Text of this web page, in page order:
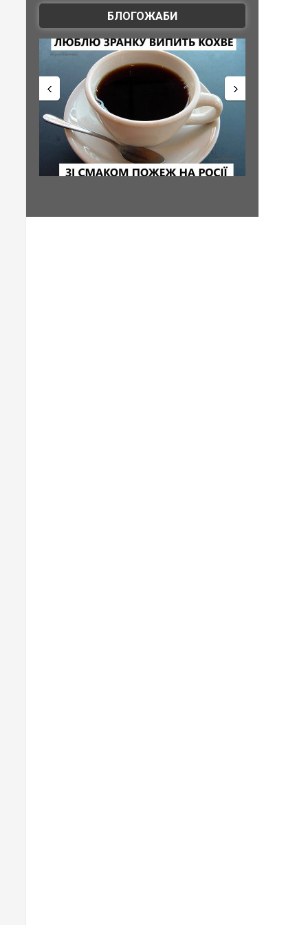
БЛОГОЖАБИ